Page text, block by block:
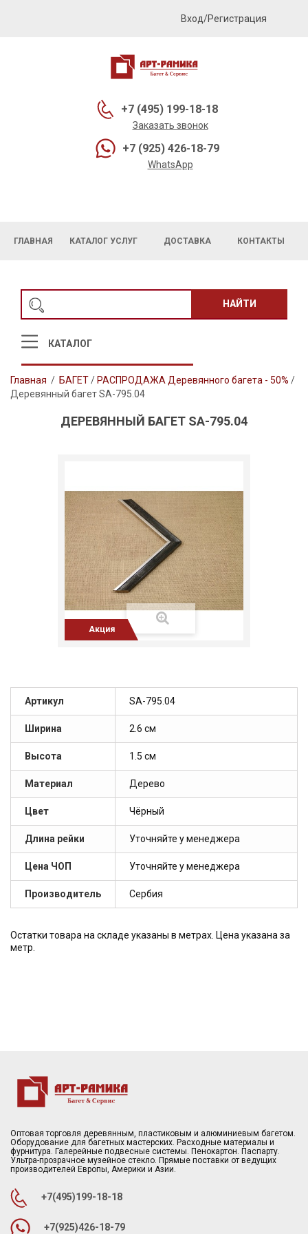
Вход/Регистрация
+7 (495) 199-18-18
Заказать звонок
+7 (925) 426-18-79
WhatsApp
ГЛАВНАЯ КАТАЛОГ УСЛУГ ДОСТАВКА КОНТАКТЫ
НАЙТИ
КАТАЛОГ
Главная / БАГЕТ/ РАСПРОДАЖА Деревянного багета - 50% /
Деревянный багет SA-795.04
ДЕРЕВЯННЫЙ БАГЕТ SA-795.04
Акция
Артикул SA-795.04
Ширина 2.6 см
Высота 1.5 см
Материал Дерево
Цвет Чёрный
Длина рейки Уточняйте у менеджера
Цена ЧОП Уточняйте у менеджера
Производитель Сербия
Остатки товара на складе указаны в метрах. Цена указана за
метр.
Оптовая торговля деревянным, пластиковым и алюминиевым багетом.
Оборудование для багетных мастерских. Расходные материалы и
фурнитура. Галерейные подвесные системы. Пенокартон. Паспарту.
Ультра-прозрачное музейное стекло. Прямые поставки от ведущих
производителей Европы, Америки и Азии.
+7(495)199-18-18
+7(925)426-18-79